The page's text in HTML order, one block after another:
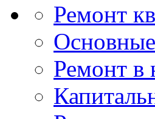
Ремонт
Ремонт в